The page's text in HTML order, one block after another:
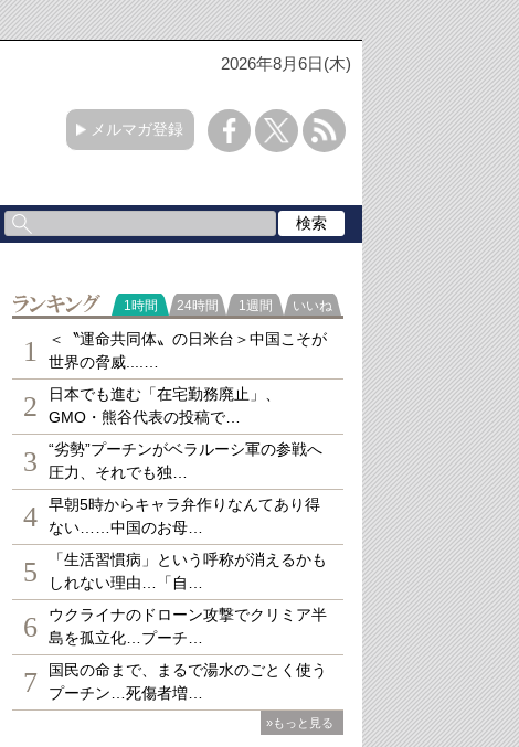
2026年8月6日(木)
メルマガ登録
ランキング
1時間 24時間 1週間 いいね
1
＜〝運命共同体〟の日米台＞中国こそが
世界の脅威....…
2
日本でも進む「在宅勤務廃止」、
GMO・熊谷代表の投稿で…
3
“劣勢”プーチンがベラルーシ軍の参戦へ
圧力、それでも独…
4
早朝5時からキャラ弁作りなんてあり得
ない……中国のお母…
5
「生活習慣病」という呼称が消えるかも
しれない理由…「自…
6
ウクライナのドローン攻撃でクリミア半
島を孤立化…プーチ…
7
国民の命まで、まるで湯水のごとく使う
プーチン…死傷者増…
»もっと見る